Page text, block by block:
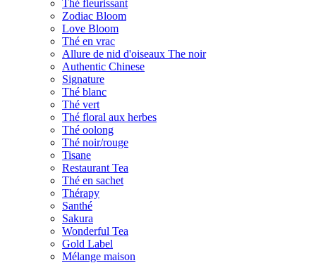
Thé fleurissant
Zodiac Bloom
Love Bloom
Thé en vrac
Allure de nid d'oiseaux The noir
Authentic Chinese
Signature
Thé blanc
Thé vert
Thé floral aux herbes
Thé oolong
Thé noir/rouge
Tisane
Restaurant Tea
Thé en sachet
Thérapy
Santhé
Sakura
Wonderful Tea
Gold Label
Mélange maison